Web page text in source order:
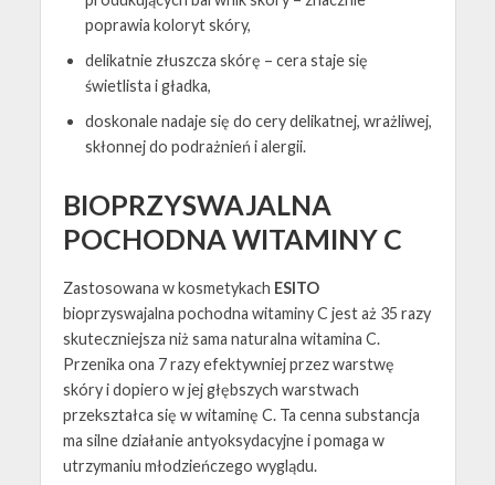
poprawia koloryt skóry,
delikatnie złuszcza skórę – cera staje się
świetlista i gładka,
doskonale nadaje się do cery delikatnej, wrażliwej,
skłonnej do podrażnień i alergii.
BIOPRZYSWAJALNA
POCHODNA WITAMINY C
Zastosowana w kosmetykach ESITO
bioprzyswajalna pochodna witaminy C jest aż 35 razy
skuteczniejsza niż sama naturalna witamina C.
Przenika ona 7 razy efektywniej przez warstwę
skóry i dopiero w jej głębszych warstwach
przekształca się w witaminę C. Ta cenna substancja
ma silne działanie antyoksydacyjne i pomaga w
utrzymaniu młodzieńczego wyglądu.